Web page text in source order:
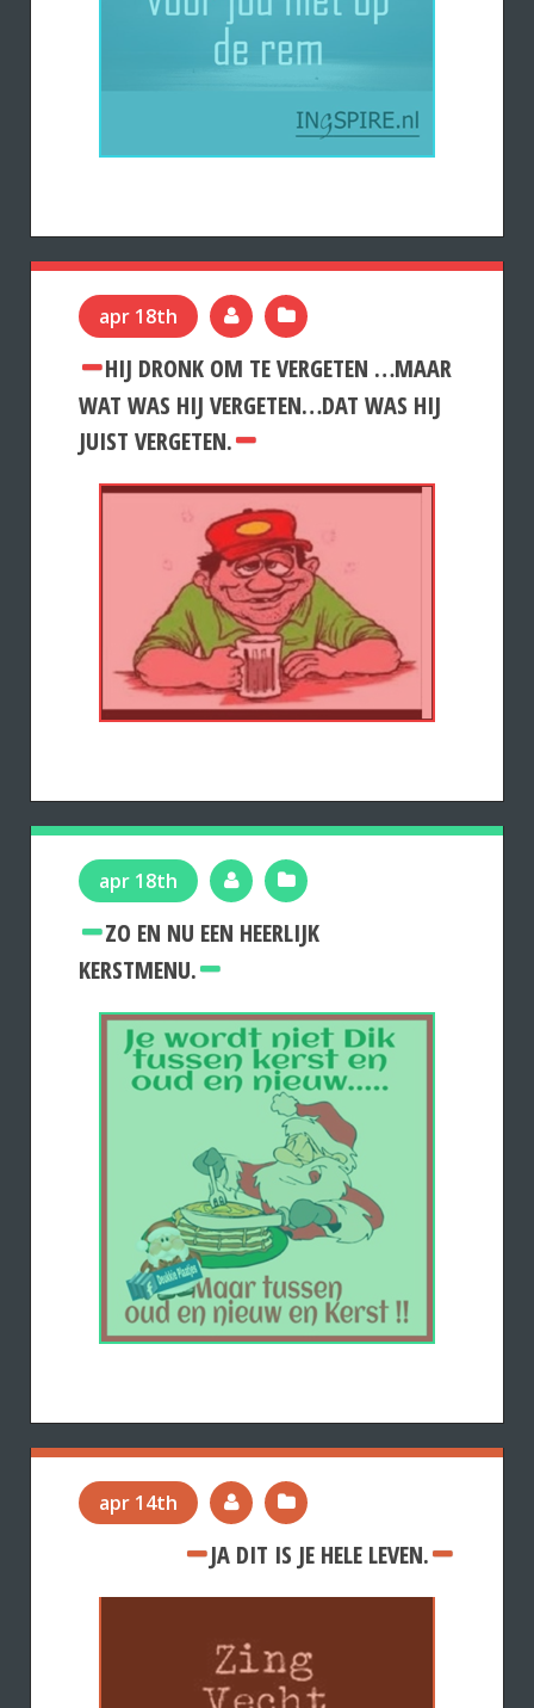
apr 18th
HIJ DRONK OM TE VERGETEN …MAAR
WAT WAS HIJ VERGETEN…DAT WAS HIJ
JUIST VERGETEN.
apr 18th
ZO EN NU EEN HEERLIJK
KERSTMENU.
apr 14th
JA DIT IS JE HELE LEVEN.